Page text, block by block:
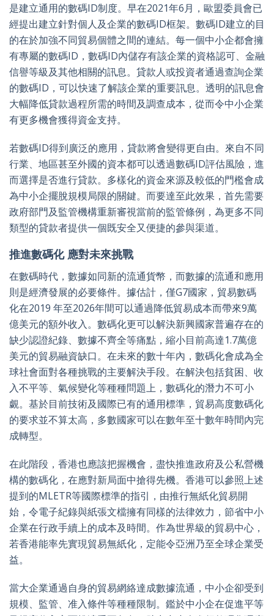
是建立通用的數碼ID制度。早在2021年6月，歐盟委員會已
經提出建立針對個人及企業的數碼ID框架。數碼ID建立的目
的在於加強不同貿易個體之間的連結。每一個中小企都會擁
有專屬的數碼ID，數碼ID內儲存有該企業的資格認可、金融
信譽等級及其他相關的訊息。貸款人或投資者通過查詢企業
的數碼ID，可以快速了解該企業的重要訊息。透明的訊息會
大幅降低貸款過程所需的時間及調查成本，從而令中小企業
有更多機會獲得資金支持。
若數碼ID得到廣泛的應用，貸款將會變得更自由。來自不同
行業、地區甚至外國的資本都可以透過數碼ID評估風險，進
而選擇是否進行貸款。多樣化的資金來源及較低的門檻會成
為中小企擺脫規模局限的關鍵。而要達至此效果，首先需要
政府部門及監管機構重新審視當前的監管條例，為更多不同
類型的貸款者提供一個既安全又便捷的參與渠道。
推進數碼化 應對未來挑戰
在數碼時代，數據如同新的流通貨幣，而數據的流通和應用
則是經濟發展的必要條件。據估計，僅G7國家，貿易數碼
化在2019 年至2026年間可以通過降低貿易成本而帶來9萬
億美元的額外收入。數碼化更可以解決新興國家普遍存在的
缺少認證紀錄、數據不齊全等痛點，縮小目前高達1.7萬億
美元的貿易融資缺口。在未來的數十年內，數碼化會成為全
球社會面對各種挑戰的主要解決手段。在解決包括貧困、收
入不平等、氣候變化等種種問題上，數碼化的潛力不可小
覷。基於目前技術及國際已有的通用標準，貿易高度數碼化
的要求並不算太高，多數國家可以在數年至十數年時間內完
成轉型。
在此階段，香港也應該把握機會，盡快推進政府及公私營機
構的數碼化，在應對新局面中搶得先機。香港可以參照上述
提到的MLETR等國際標準的指引，由推行無紙化貿易開
始，令電子紀錄與紙張文檔擁有同樣的法律效力，節省中小
企業在行政手續上的成本及時間。作為世界級的貿易中心，
若香港能率先實現貿易無紙化，定能令亞洲乃至全球企業受
益。
當大企業通過自身的貿易網絡達成數據流通，中小企卻受到
規模、監管、准入條件等種種限制。鑑於中小企在促進平等